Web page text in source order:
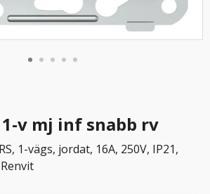
v mj inf snabb rv
1-vägs, jordat, 16A, 250V, IP21,